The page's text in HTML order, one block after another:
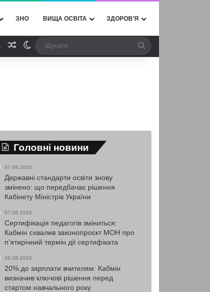
ЗНО ВИЩА ОСВІТА ЗДОРОВ’Я
RSSВипадкова стаття
Switch skin
Головні новини
07.08.2026
Державні стандарти освіти знову
змінено: що передбачає рішення
Кабінету Міністрів України
07.08.2026
Сертифікація педагогів зміниться:
Кабмін схвалив законопроєкт МОН про
п’ятирічний термін дії сертифіката
06.08.2026
20% до зарплати вчителям: Кабмін
визначив ключові рішення перед
стартом навчального року